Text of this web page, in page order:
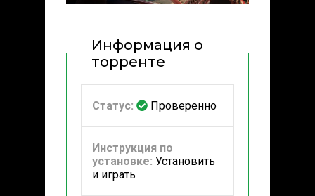
Информация о
торренте
Статус: Проверенно
Инструкция по
установке: Установить
и играть